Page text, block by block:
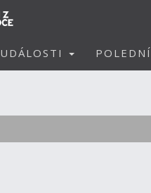
UDÁLOSTI